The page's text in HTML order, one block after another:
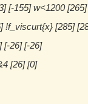
[-155] w<1200
[285]
[-26] [-26]
[26] [0]